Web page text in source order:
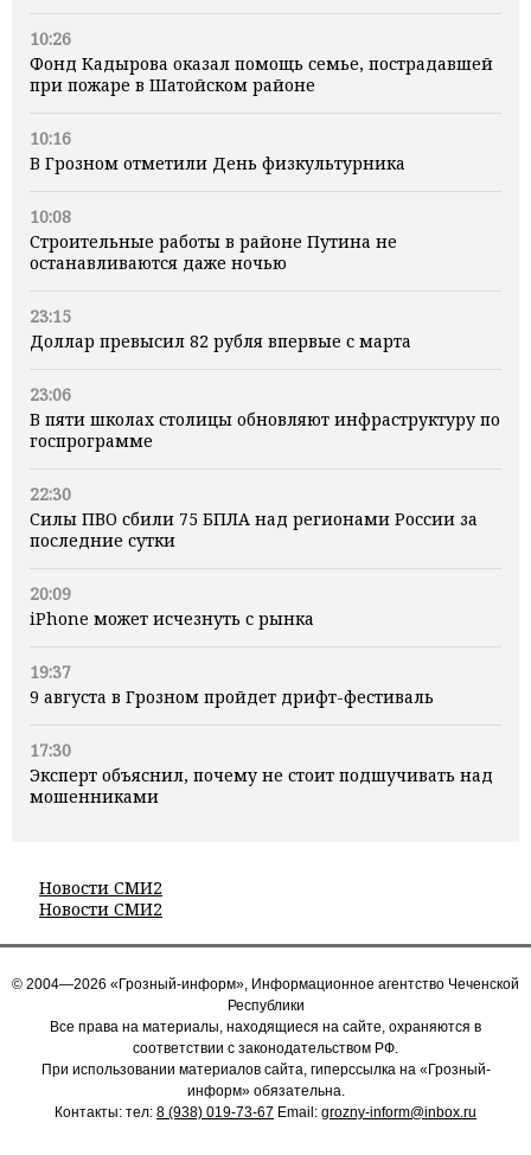
10:26
Фонд Кадырова оказал помощь семье, пострадавшей
при пожаре в Шатойском районе
10:16
В Грозном отметили День физкультурника
10:08
Строительные работы в районе Путина не
останавливаются даже ночью
23:15
Доллар превысил 82 рубля впервые с марта
23:06
В пяти школах столицы обновляют инфраструктуру по
госпрограмме
22:30
Силы ПВО сбили 75 БПЛА над регионами России за
последние сутки
20:09
iPhone может исчезнуть с рынка
19:37
9 августа в Грозном пройдет дрифт-фестиваль
17:30
Эксперт объяснил, почему не стоит подшучивать над
мошенниками
Новости СМИ2
Новости СМИ2
© 2004—2026 «Грозный-информ», Информационное агентство Чеченской
Республики
Все права на материалы, находящиеся на сайте, охраняются в
соответствии с законодательством РФ.
При использовании материалов сайта, гиперссылка на «Грозный-
информ» обязательна.
Контакты: тел: 8 (938) 019-73-67 Email: grozny-inform@inbox.ru